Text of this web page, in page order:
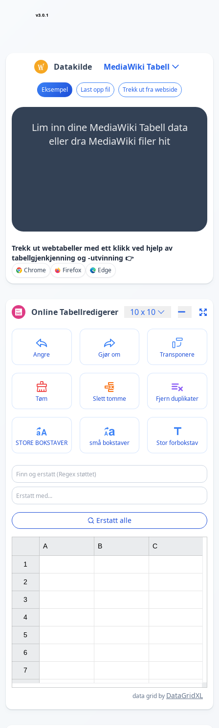
v3.0.1
Datakilde MediaWiki Tabell
Eksempel Last opp fil Trekk ut fra webside
Lim inn dine MediaWiki Tabell data
eller dra MediaWiki filer hit
Trekk ut webtabeller med ett klikk ved hjelp av
tabellgjenkjenning og -utvinning 👉
Chrome Firefox Edge
Online Tabellredigerer 10x 10
Angre Gjør om Transponere
Tøm Slett tomme Fjern duplikater
STORE BOKSTAVER små bokstaver Stor forbokstav
Erstatt alle
1
2
3
4
5
6
7
A B C
data grid by DataGridXL